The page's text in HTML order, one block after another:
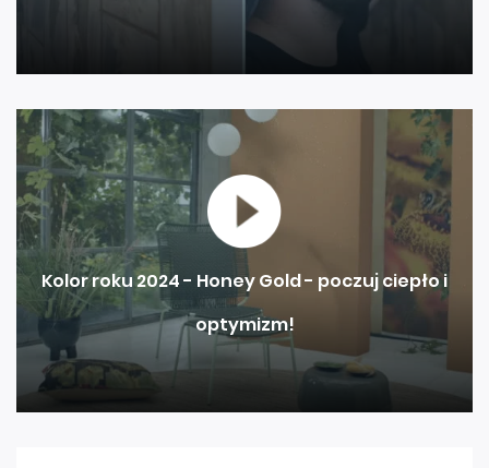
Kolor roku 2024 - Honey Gold - poczuj ciepło i
optymizm!